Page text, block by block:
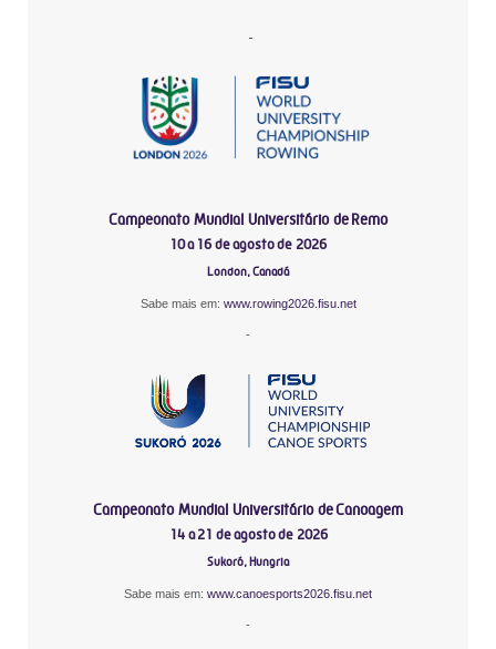
-
Campeonato Mundial Universitário de Remo
10 a 16 de agosto de 2026
London, Canadá
Sabe mais em: www.rowing2026.fisu.net
-
Campeonato Mundial Universitário de Canoagem
14 a 21 de agosto de 2026
Sukoró, Hungria
Sabe mais em: www.canoesports2026.fisu.net
-